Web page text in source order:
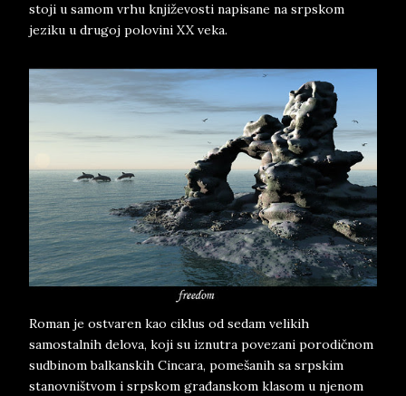
stoji u samom vrhu književosti napisane na srpskom
jeziku u drugoj polovini XX veka.
Roman je ostvaren kao ciklus od sedam velikih
samostalnih delova, koji su iznutra povezani porodičnom
sudbinom balkanskih Cincara, pomešanih sa srpskim
stanovništvom i srpskom građanskom klasom u njenom